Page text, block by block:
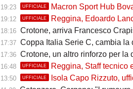
19:23 UFFICIALE Macron Sport Hub Bovalino e AC
19:12 UFFICIALE Reggina, Edoardo
18:16 Crotone, arriva Francesco Crapisto:
17:37 Coppa Italia Serie C, cambia la data del
17:36 Crotone, un altro rinforzo per la
16:48 UFFICIALE Reggina, Staff tecnico e
13:50 UFFICIALE Isola Capo Rizzuto,